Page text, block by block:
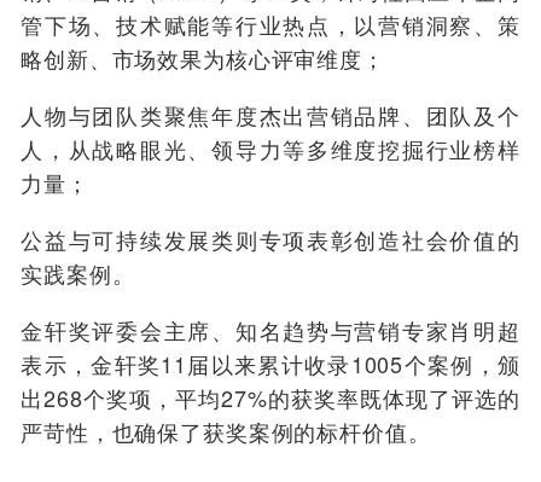
管下场、技术赋能等行业热点，以营销洞察、策
略创新、市场效果为核心评审维度；
人物与团队类聚焦年度杰出营销品牌、团队及个
人，从战略眼光、领导力等多维度挖掘行业榜样
力量；
公益与可持续发展类则专项表彰创造社会价值的
实践案例。
金轩奖评委会主席、知名趋势与营销专家肖明超
表示，金轩奖11届以来累计收录1005个案例，颁
出268个奖项，平均27%的获奖率既体现了评选的
严苛性，也确保了获奖案例的标杆价值。